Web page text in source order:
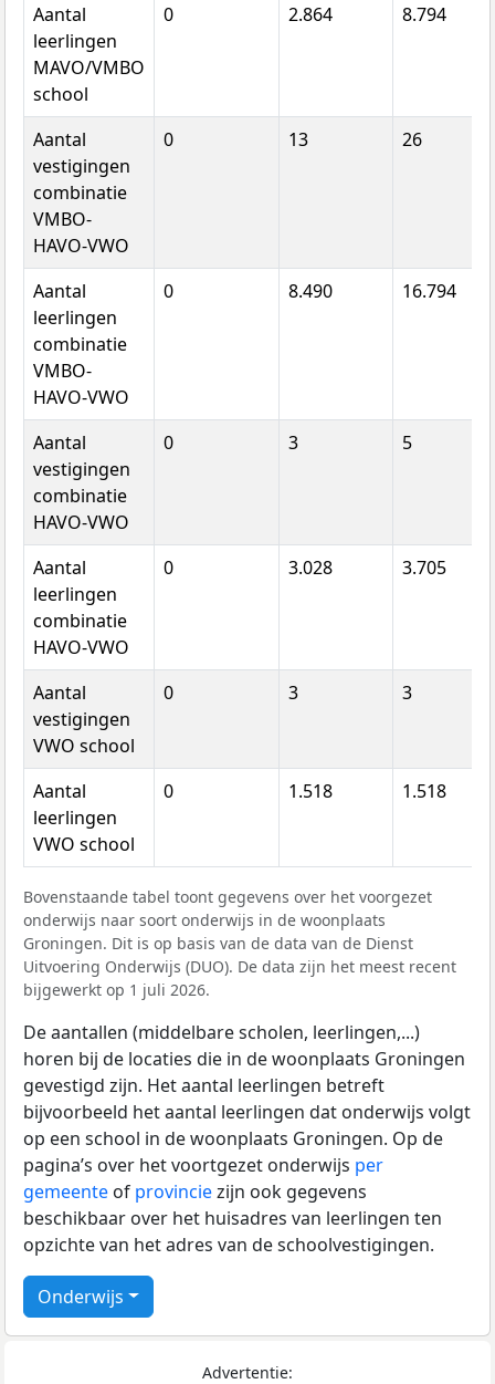
Aantal
leerlingen
MAVO/VMBO
school
0 2.864 8.794
Aantal
vestigingen
combinatie
VMBO-
HAVO-VWO
0 13 26
Aantal
leerlingen
combinatie
VMBO-
HAVO-VWO
0 8.490 16.794
Aantal
vestigingen
combinatie
HAVO-VWO
0 3 5
Aantal
leerlingen
combinatie
HAVO-VWO
0 3.028 3.705
Aantal
vestigingen
VWO school
0 3 3
Aantal
leerlingen
VWO school
0 1.518 1.518
Bovenstaande tabel toont gegevens over het voorgezet
onderwijs naar soort onderwijs in de woonplaats
Groningen. Dit is op basis van de data van de Dienst
Uitvoering Onderwijs (DUO). De data zijn het meest recent
bijgewerkt op 1 juli 2026.
De aantallen (middelbare scholen, leerlingen,...)
horen bij de locaties die in de woonplaats Groningen
gevestigd zijn. Het aantal leerlingen betreft
bijvoorbeeld het aantal leerlingen dat onderwijs volgt
op een school in de woonplaats Groningen. Op de
pagina’s over het voortgezet onderwijs per
gemeente of provinciezijn ook gegevens
beschikbaar over het huisadres van leerlingen ten
opzichte van het adres van de schoolvestigingen.
Onderwijs
Advertentie: